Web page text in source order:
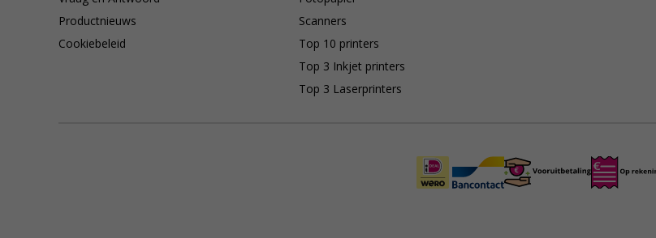
Productnieuws
Cookiebeleid
Scanners
Top 10 printers
Top 3 Inkjet printers
Top 3 Laserprinters